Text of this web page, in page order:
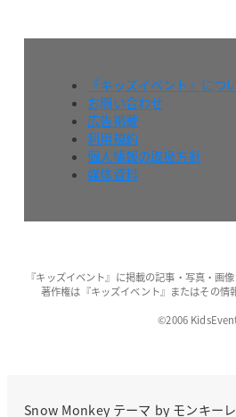
『キッズイベント』につ
お問い合わせ
広告掲載
利用規約
個人情報の取扱方針
媒体資料
『キッズイベント』に掲載の記事・写真・画
著作権は『キッズイベント』またはその情
©2006
Snow Monkeyテーマ by モンキー